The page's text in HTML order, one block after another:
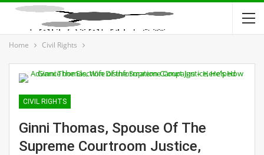
Home Civil Rights
CIVIL RIGHTS
Ginni Thomas, Spouse Of The
Supreme Courtroom Justice,